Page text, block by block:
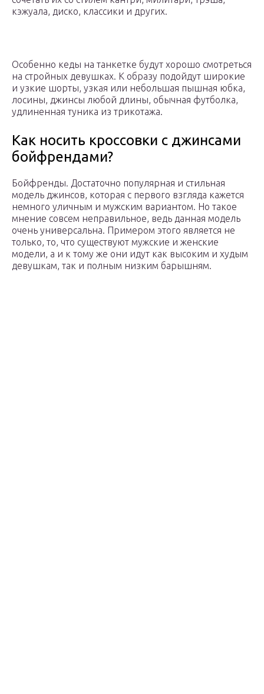
кэжуала, диско, классики и других.
Особенно кеды на танкетке будут хорошо смотреться
на стройных девушках. К образу подойдут широкие
и узкие шорты, узкая или небольшая пышная юбка,
лосины, джинсы любой длины, обычная футболка,
удлиненная туника из трикотажа.
Как носить кроссовки с джинсами
бойфрендами?
Бойфренды. Достаточно популярная и стильная
модель джинсов, которая с первого взгляда кажется
немного уличным и мужским вариантом. Но такое
мнение совсем неправильное, ведь данная модель
очень универсальна. Примером этого является не
только, то, что существуют мужские и женские
модели, а и к тому же они идут как высоким и худым
девушкам, так и полным низким барышням.